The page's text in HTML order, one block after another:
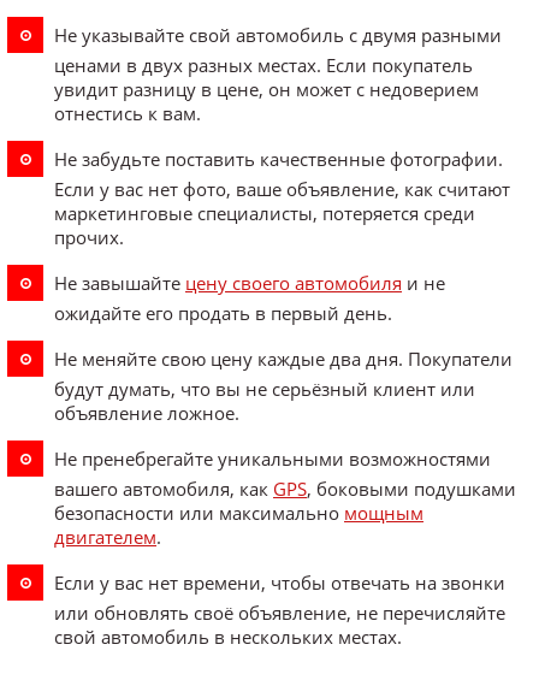
Не указывайте свой автомобиль с двумя разными
ценами в двух разных местах. Если покупатель
увидит разницу в цене, он может с недоверием
отнестись к вам.
Не забудьте поставить качественные фотографии.
Если у вас нет фото, ваше объявление, как считают
маркетинговые специалисты, потеряется среди
прочих.
Не завышайте цену своего автомобиля и не
ожидайте его продать в первый день.
Не меняйте свою цену каждые два дня. Покупатели
будут думать, что вы не серьёзный клиент или
объявление ложное.
Не пренебрегайте уникальными возможностями
вашего автомобиля, как GPS, боковыми подушками
безопасности или максимально мощным
двигателем.
Если у вас нет времени, чтобы отвечать на звонки
или обновлять своё объявление, не перечисляйте
свой автомобиль в нескольких местах.